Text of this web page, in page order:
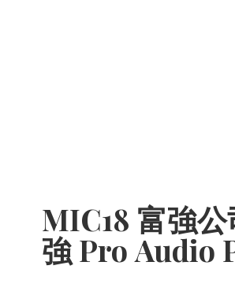
MIC18 富強公
強 Pro Audio